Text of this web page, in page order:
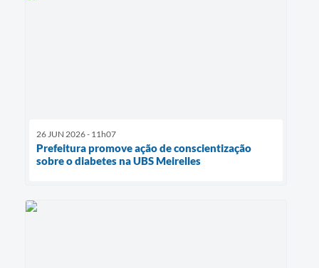
26 JUN 2026 - 11h07
Prefeitura promove ação de conscientização
sobre o diabetes na UBS Meirelles